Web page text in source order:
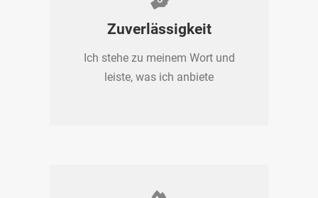
Zuverlässigkeit
Ich stehe zu meinem Wort und
leiste, was ich anbiete